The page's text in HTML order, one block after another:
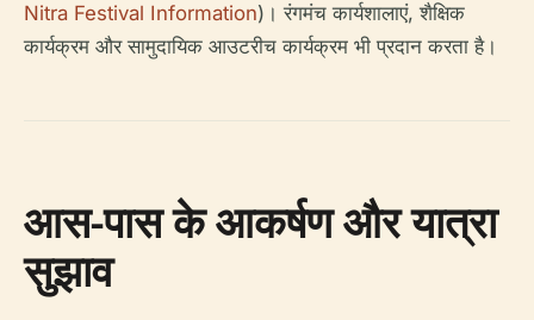
Nitra Festival Information)। रंगमंच कार्यशालाएं, शैक्षिक
कार्यक्रम और सामुदायिक आउटरीच कार्यक्रम भी प्रदान करता है।
आस-पास के आकर्षण और यात्रा
सुझाव